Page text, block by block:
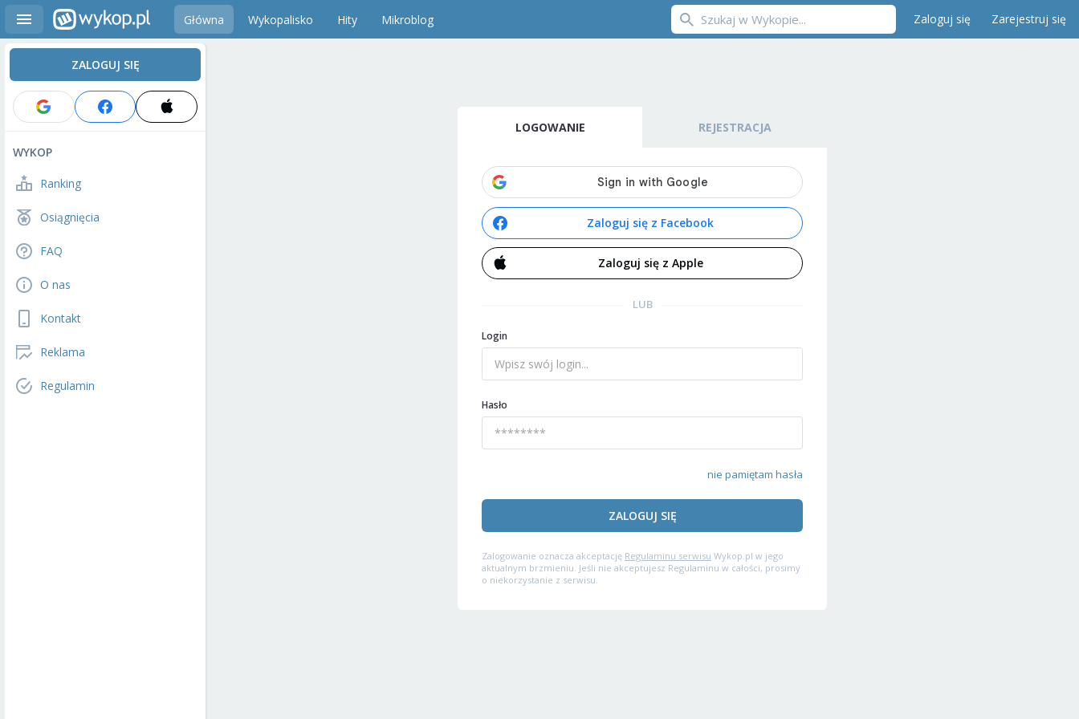
Główna Wykopalisko Hity Mikroblog Zaloguj się Zarejestruj się
ZALOGUJ SIĘ
WYKOP
Ranking
Osiągnięcia
FAQ
O nas
Kontakt
Reklama
Regulamin
LOGOWANIE REJESTRACJA
Zaloguj się z Facebook
Zaloguj się z Apple
LUB
Login
Hasło
nie pamiętam hasła
ZALOGUJ SIĘ
Zalogowanie oznacza akceptację Regulaminu serwisu Wykop.pl w jego
aktualnym brzmieniu. Jeśli nie akceptujesz Regulaminu w całości, prosimy
o niekorzystanie z serwisu.